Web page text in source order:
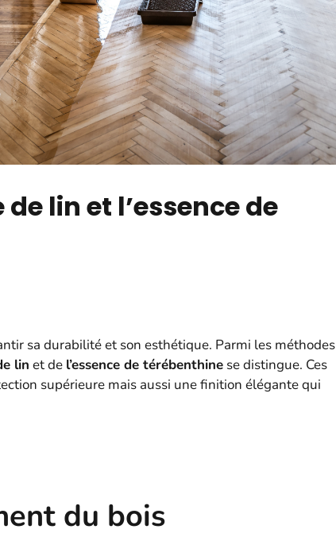
lin et l’essence de
sa durabilité et son esthétique. Parmi les méthodes
lin et de l’essence de térébenthine se distingue. Ces
supérieure mais aussi une finition élégante qui
du bois